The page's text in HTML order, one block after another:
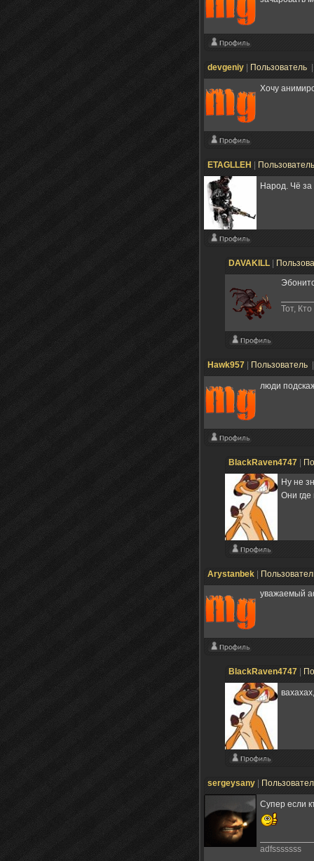
devgeniy Пользователь
Хочу
ETAGLLEH
Народ. Чё
DAVAKILL
Тот, Кто
Hawk957 Пользователь
люди
BlackRaven4747
Ну не
Они
Arystanbek
уважаемый
BlackRaven4747
sergeysany
Супер если
adfsssssss